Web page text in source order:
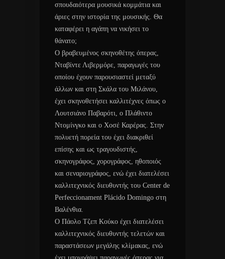
σπουδαιότερα μουσικά κομμάτια και
άριες στην ιστορία της μουσικής. Θα
καταφέρει η αγάπη να νικήσει το
θάνατο;
Ο βραβευμένος σκηνοθέτης όπερας,
Νταβίντε Λιβερμόρε, παραγωγές του
οποίου έχουν παρουσιαστεί μεταξύ
άλλων και στη Σκάλα του Μιλάνου,
έχει σκηνοθετήσει καλλιτέχνες όπως ο
Λουτσιάνο Παβαρότι, ο Πλάθιντο
Ντομίνγκο και ο Χοσέ Καρέρας. Στην
πολυετή πορεία του έχει διακριθεί
επίσης και ως τραγουδιστής,
σκηνογράφος, χορογράφος, ηθοποιός
και σεναριογράφος, ενώ έχει διατελέσει
καλλιτεχνικός διευθυντής του Center de
Perfeccionament Plácido Domingo στη
Βαλένθια.
Ο Πάολο Τζεπ Κούκο έχει διατελέσει
καλλιτεχνικός διευθυντής τελετών και
παραστάσεων μεγάλης κλίμακας, ενώ